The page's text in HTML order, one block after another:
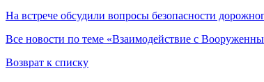
На встрече обсудили вопросы безопасности
Все новости по теме «Взаимодействие с
Возврат к списку